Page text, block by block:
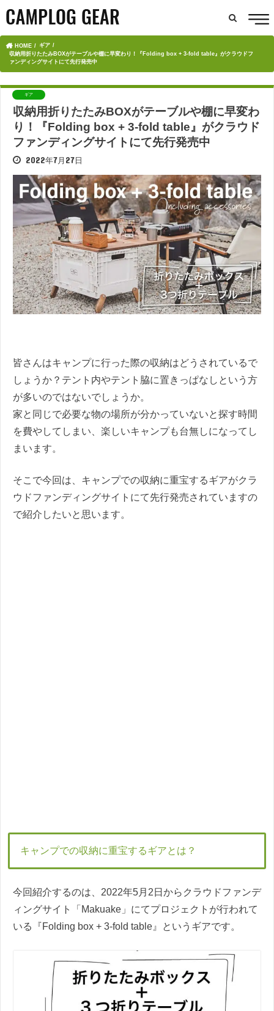
HOME
ギア
収納用折りたたみBOXがテーブルや棚に早変わり！『Folding box + 3-fold table』がクラウドフ
ァンディングサイトにて先行発売中
ギア
収納用折りたたみBOXがテーブルや棚に早変わ
り！『Folding box + 3-fold table』がクラウド
ファンディングサイトにて先行発売中
2022年7月27日
皆さんはキャンプに行った際の収納はどうされているで
しょうか？テント内やテント脇に置きっぱなしという方
が多いのではないでしょうか。
家と同じで必要な物の場所が分かっていないと探す時間
を費やしてしまい、楽しいキャンプも台無しになってし
まいます。
そこで今回は、キャンプでの収納に重宝するギアがクラ
ウドファンディングサイトにて先行発売されていますの
で紹介したいと思います。
キャンプでの収納に重宝するギアとは？
今回紹介するのは、2022年5月2日からクラウドファンデ
ィングサイト「Makuake」にてプロジェクトが行われて
いる『Folding box + 3-fold table』というギアです。